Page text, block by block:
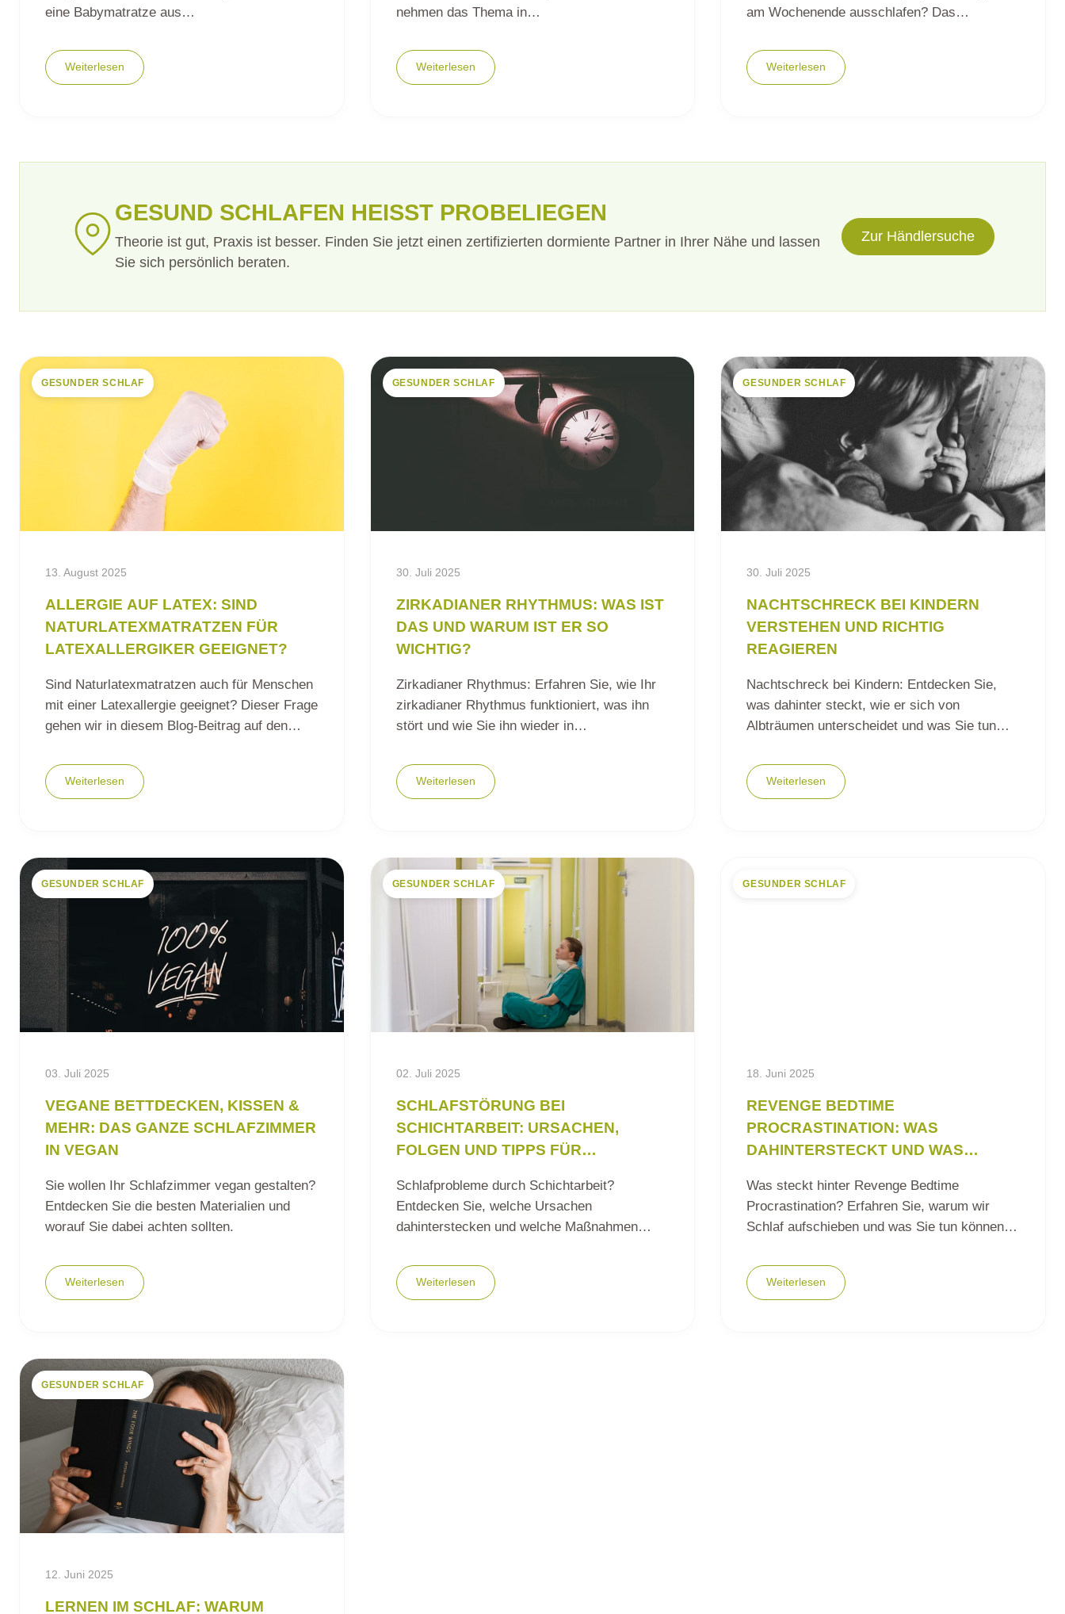
eine Babymatratze aus…
Weiterlesen
nehmen das Thema in…
Weiterlesen
am Wochenende ausschlafen? Das…
Weiterlesen
GESUND SCHLAFEN HEISST PROBELIEGEN
Theorie ist gut, Praxis ist besser. Finden Sie jetzt einen zertifizierten dormiente Partner in Ihrer Nähe und lassen
Sie sich persönlich beraten.
Zur Händlersuche
GESUNDER SCHLAF
13. August 2025
ALLERGIE AUF LATEX: SIND
NATURLATEXMATRATZEN FÜR
LATEXALLERGIKER GEEIGNET?
Sind Naturlatexmatratzen auch für Menschen
mit einer Latexallergie geeignet? Dieser Frage
gehen wir in diesem Blog-Beitrag auf den…
Weiterlesen
GESUNDER SCHLAF
30. Juli 2025
ZIRKADIANER RHYTHMUS: WAS IST
DAS UND WARUM IST ER SO
WICHTIG?
Zirkadianer Rhythmus: Erfahren Sie, wie Ihr
zirkadianer Rhythmus funktioniert, was ihn
stört und wie Sie ihn wieder in…
Weiterlesen
GESUNDER SCHLAF
30. Juli 2025
NACHTSCHRECK BEI KINDERN
VERSTEHEN UND RICHTIG
REAGIEREN
Nachtschreck bei Kindern: Entdecken Sie,
was dahinter steckt, wie er sich von
Albträumen unterscheidet und was Sie tun…
Weiterlesen
GESUNDER SCHLAF
03. Juli 2025
VEGANE BETTDECKEN, KISSEN &
MEHR: DAS GANZE SCHLAFZIMMER
IN VEGAN
Sie wollen Ihr Schlafzimmer vegan gestalten?
Entdecken Sie die besten Materialien und
worauf Sie dabei achten sollten.
Weiterlesen
GESUNDER SCHLAF
02. Juli 2025
SCHLAFSTÖRUNG BEI
SCHICHTARBEIT: URSACHEN,
FOLGEN UND TIPPS FÜR
Schlafprobleme durch Schichtarbeit?
Entdecken Sie, welche Ursachen
dahinterstecken und welche Maßnahmen
Weiterlesen
GESUNDER SCHLAF
18. Juni 2025
REVENGE BEDTIME
PROCRASTINATION: WAS
DAHINTERSTECKT UND WAS
Was steckt hinter Revenge Bedtime
Procrastination? Erfahren Sie, warum wir
Schlaf aufschieben und was Sie tun können,
Weiterlesen
GESUNDER SCHLAF
12. Juni 2025
LERNEN IM SCHLAF: WARUM